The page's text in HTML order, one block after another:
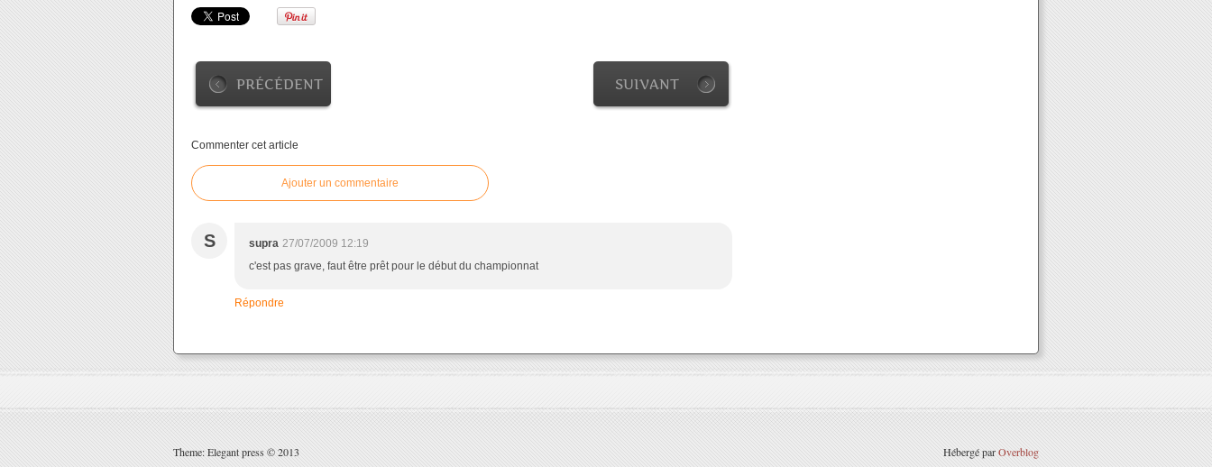
PRÉCÉDENT SUIVANT
Commenter cet article
Ajouter un commentaire
S supra 27/07/2009 12:19
c'est pas grave, faut être prêt pour le début du championnat
Répondre
Theme: Elegant press © 2013 Hébergé parOverblog